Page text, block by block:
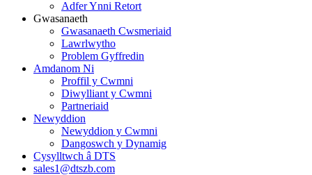
Adfer Ynni Retort
Gwasanaeth
Gwasanaeth Cwsmeriaid
Lawrlwytho
Problem Gyffredin
Amdanom Ni
Proffil y Cwmni
Diwylliant y Cwmni
Partneriaid
Newyddion
Newyddion y Cwmni
Dangoswch y Dynamig
Cysylltwch â DTS
sales1@dtszb.com